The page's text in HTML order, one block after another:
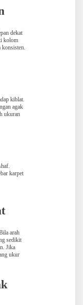
dekat
kolom
konsisten.
kiblat.
agak
ukuran
karpet
arah
sedikit
Jika
ukur